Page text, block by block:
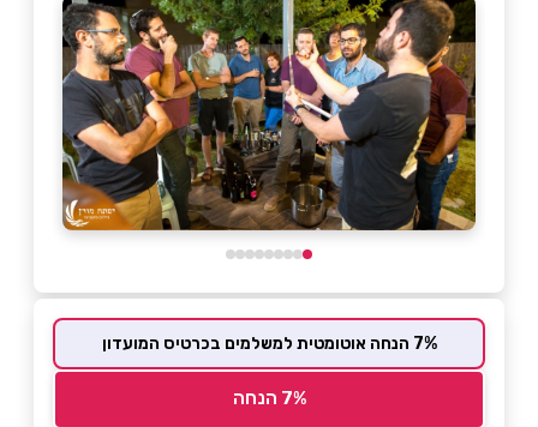
7% הנחה אוטומטית למשלמים בכרטיס המועדון
7% הנחה